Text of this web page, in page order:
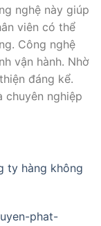
nghệ này giúp
viên có thể
Công nghệ
vận hành. Nhờ
đáng kể.
chuyên nghiệp
ty hàng không
phat-